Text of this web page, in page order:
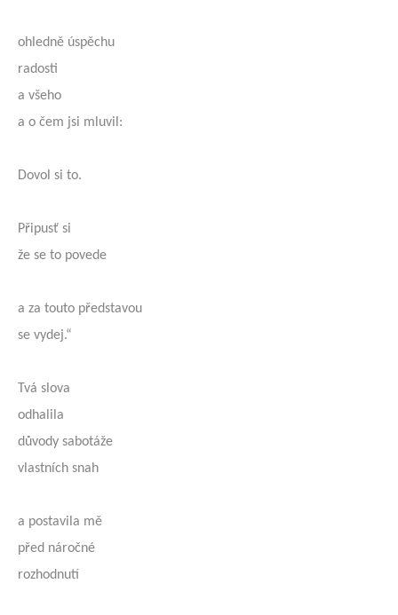
ohledně úspěchu
radosti
a všeho
a o čem jsi mluvil:
Dovol si to.
Připusť si
že se to povede
a za touto představou
se vydej.“
Tvá slova
odhalila
důvody sabotáže
vlastních snah
a postavila mě
před náročné
rozhodnutí